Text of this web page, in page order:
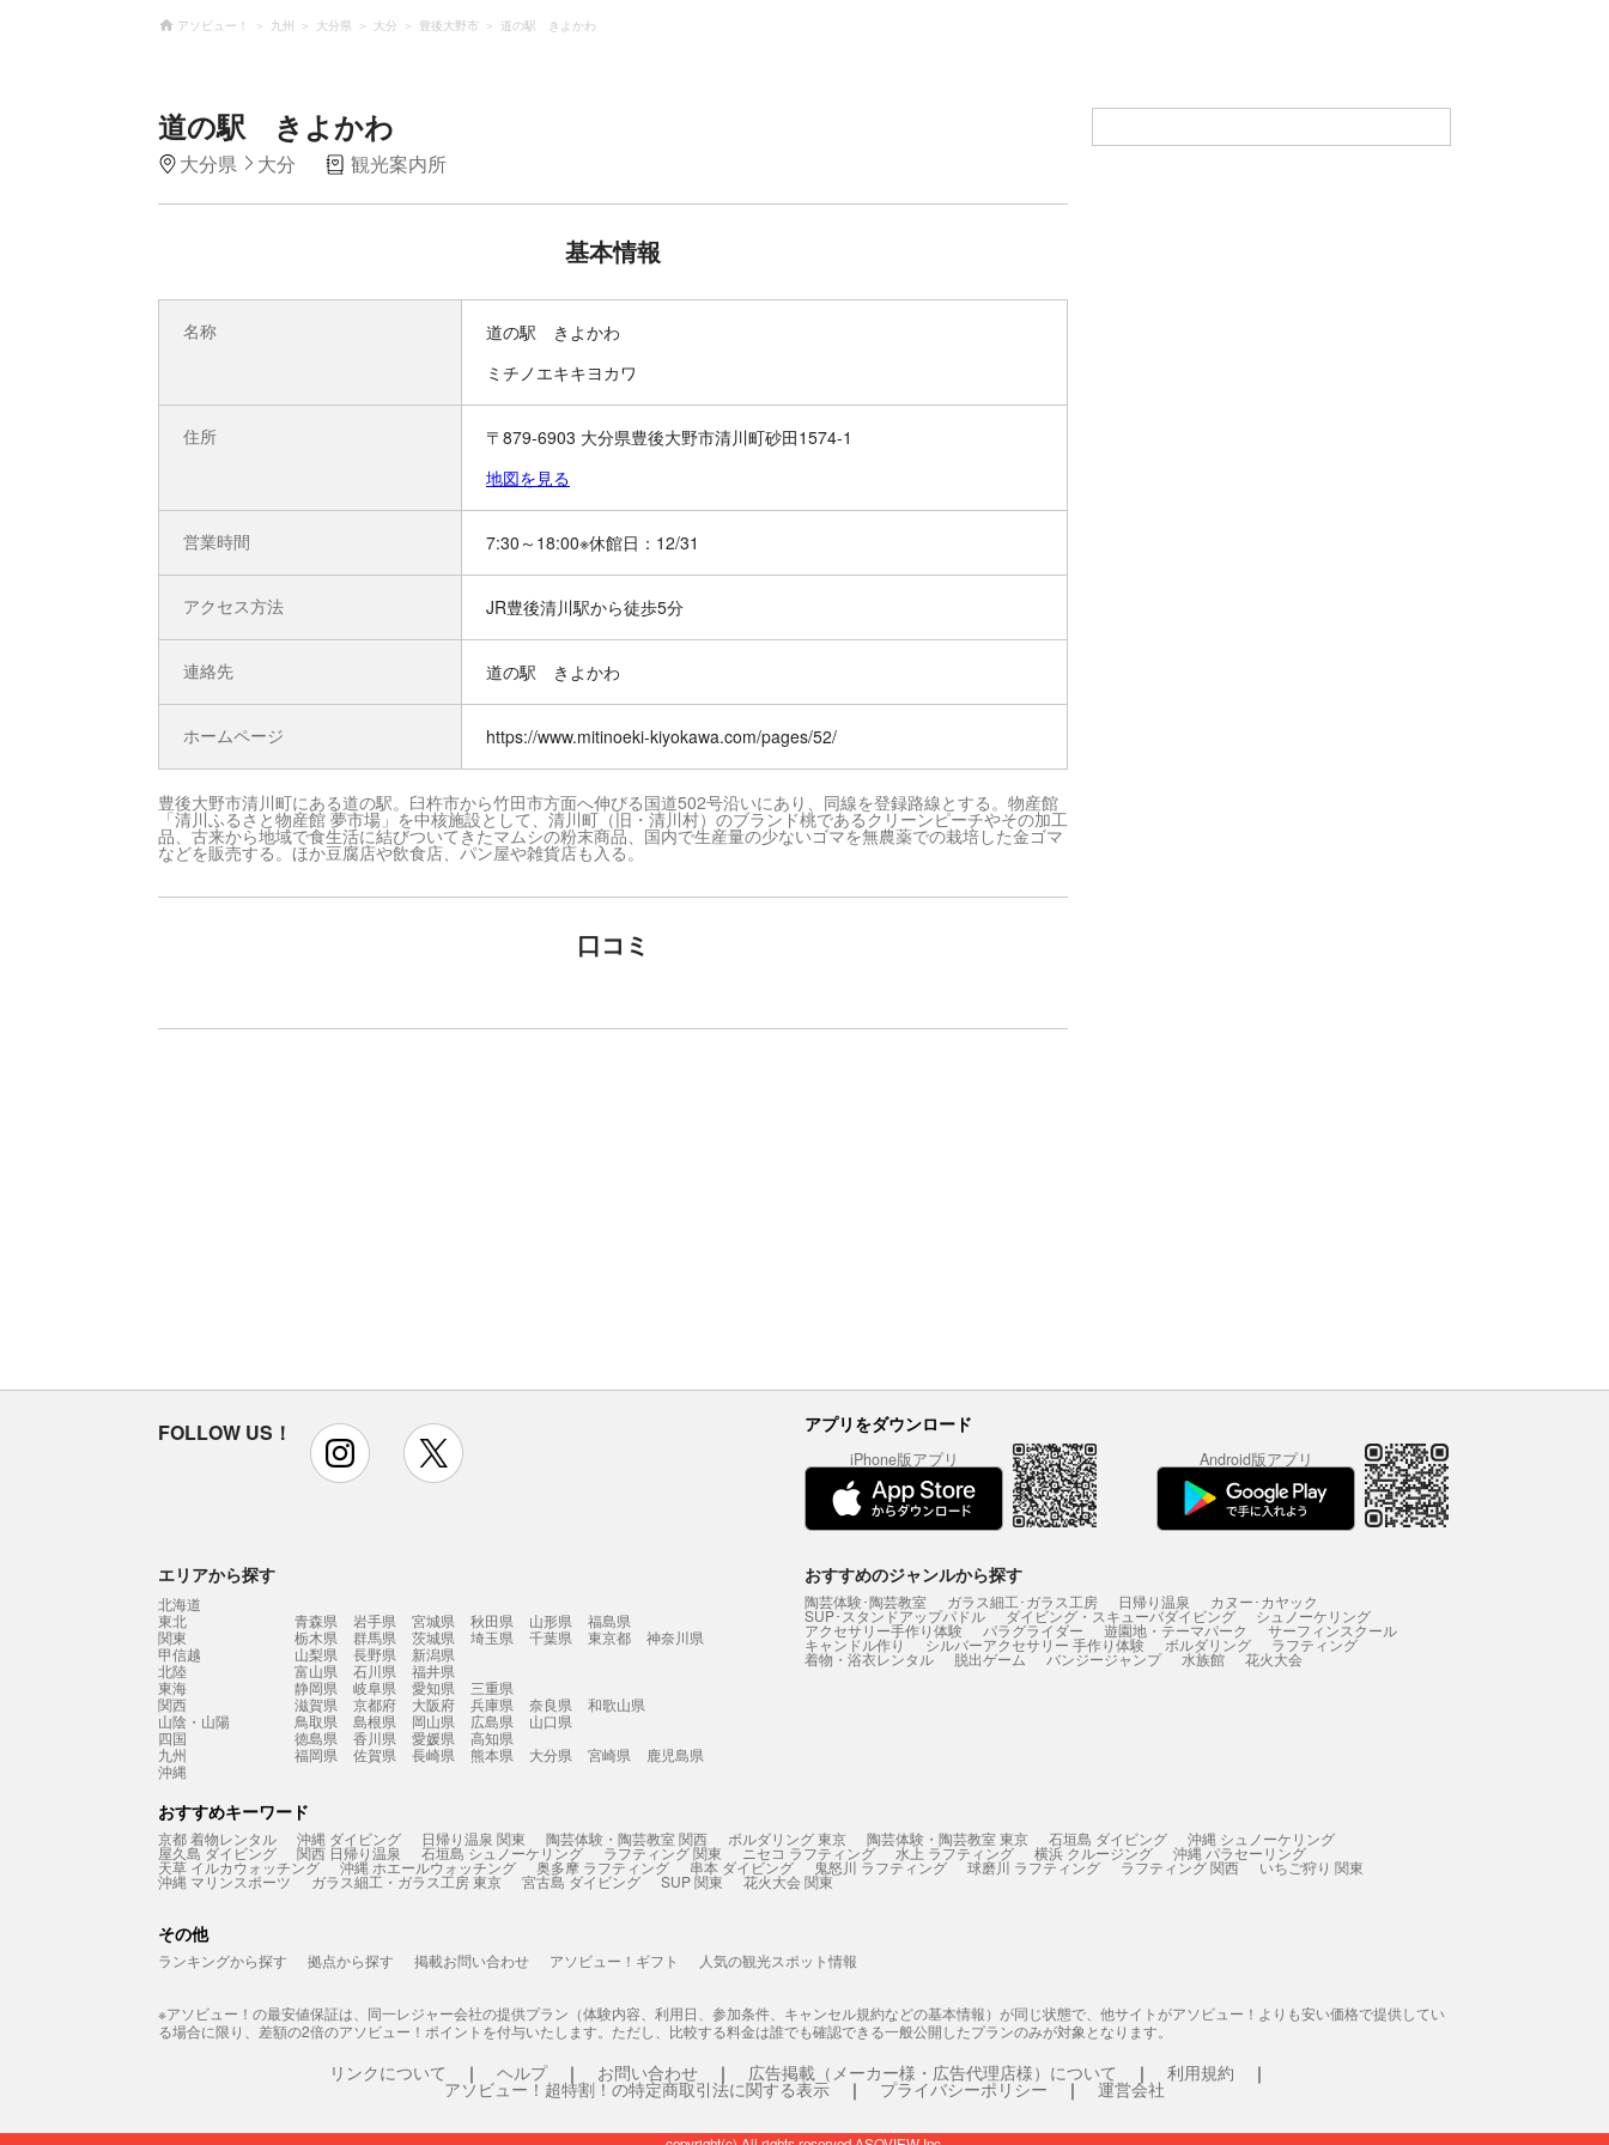
アソビュー！ 九州 大分県 大分 豊後大野市 道の駅 きよかわ
道の駅 きよかわ
大分県 大分 観光案内所
基本情報
名称
道の駅 きよかわ
ミチノエキキヨカワ
住所
〒879-6903 大分県豊後大野市清川町砂田1574-1
地図を見る
営業時間 7:30～18:00※休館日：12/31
アクセス方法 JR豊後清川駅から徒歩5分
連絡先 道の駅 きよかわ
ホームページ https://www.mitinoeki-kiyokawa.com/pages/52/
豊後大野市清川町にある道の駅。臼杵市から竹田市方面へ伸びる国道502号沿いにあり、同線を登録路線とする。物産館
「清川ふるさと物産館 夢市場」を中核施設として、清川町（旧・清川村）のブランド桃であるクリーンピーチやその加工
品、古来から地域で食生活に結びついてきたマムシの粉末商品、国内で生産量の少ないゴマを無農薬での栽培した金ゴマ
などを販売する。ほか豆腐店や飲食店、パン屋や雑貨店も入る。
口コミ
FOLLOW US！ instagram アプリをダウンロード
iPhone版アプリ Android版アプリ
エリアから探す
北海道
東北
青森県 岩手県 宮城県 秋田県 山形県
福島県
関東
栃木県 群馬県 茨城県 埼玉県 千葉県 東京都
神奈川県
甲信越
山梨県 長野県
新潟県
北陸
富山県 石川県
福井県
東海
静岡県 岐阜県 愛知県
三重県
関西
滋賀県 京都府 大阪府 兵庫県 奈良県
和歌山県
山陰・山陽
鳥取県 島根県 岡山県 広島県
山口県
四国
徳島県 香川県 愛媛県
高知県
九州
福岡県 佐賀県 長崎県 熊本県 大分県 宮崎県
鹿児島県
沖縄
おすすめのジャンルから探す
陶芸体験･陶芸教室 ガラス細工･ガラス工房 日帰り温泉 カヌー･カヤック
SUP･スタンドアップパドル ダイビング・スキューバダイビング シュノーケリング
アクセサリー手作り体験 パラグライダー 遊園地・テーマパーク サーフィンスクール
キャンドル作り シルバーアクセサリー 手作り体験 ボルダリング ラフティング
着物・浴衣レンタル 脱出ゲーム バンジージャンプ 水族館 花火大会
おすすめキーワード
京都 着物レンタル 沖縄 ダイビング 日帰り温泉 関東 陶芸体験・陶芸教室 関西 ボルダリング 東京 陶芸体験・陶芸教室 東京 石垣島 ダイビング 沖縄 シュノーケリング
屋久島 ダイビング 関西 日帰り温泉 石垣島 シュノーケリング ラフティング 関東 ニセコ ラフティング 水上 ラフティング 横浜 クルージング 沖縄 パラセーリング
天草 イルカウォッチング 沖縄 ホエールウォッチング 奥多摩 ラフティング 串本 ダイビング 鬼怒川 ラフティング 球磨川 ラフティング ラフティング 関西 いちご狩り 関東
沖縄 マリンスポーツ ガラス細工・ガラス工房 東京 宮古島 ダイビング SUP 関東 花火大会 関東
その他
ランキングから探す 拠点から探す 掲載お問い合わせ アソビュー！ギフト 人気の観光スポット情報
※アソビュー！の最安値保証は、同一レジャー会社の提供プラン（体験内容、利用日、参加条件、キャンセル規約などの基本情報）が同じ状態で、他サイトがアソビュー！よりも安い価格で提供してい
る場合に限り、差額の2倍のアソビュー！ポイントを付与いたします。ただし、比較する料金は誰でも確認できる一般公開したプランのみが対象となります。
リンクについて ヘルプ お問い合わせ 広告掲載（メーカー様・広告代理店様）について 利用規約
アソビュー！超特割！の特定商取引法に関する表示 プライバシーポリシー 運営会社